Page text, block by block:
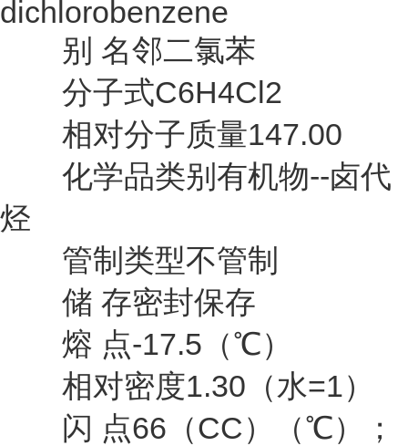
dichlorobenzene
别 名邻二氯苯
分子式C6H4Cl2
相对分子质量147.00
化学品类别有机物--卤代
烃
管制类型不管制
储 存密封保存
熔 点-17.5（℃）
相对密度1.30（水=1）
闪 点66（CC）（℃）；